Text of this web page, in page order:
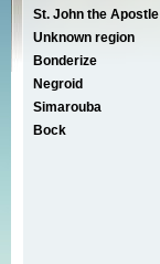
St. John the Apostle
Unknown region
Bonderize
Negroid
Simarouba
Bock